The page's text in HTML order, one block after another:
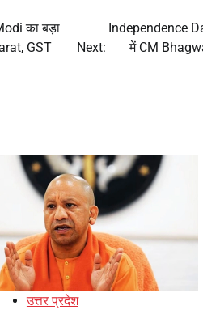
का बड़ा
GST
Next:
Independence
में CM
उत्तर प्रदेश